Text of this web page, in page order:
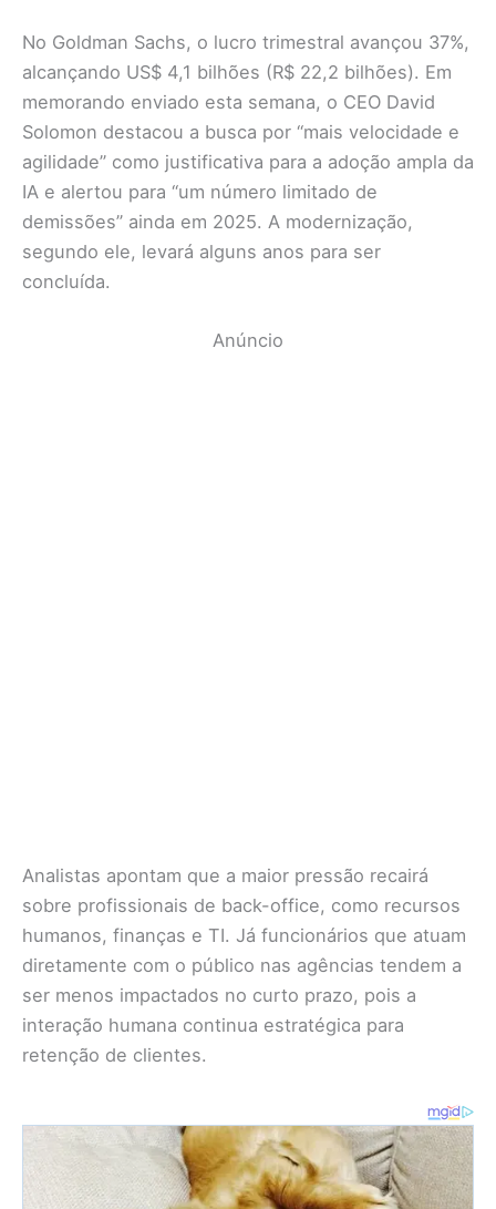
No Goldman Sachs, o lucro trimestral avançou 37%,
alcançando US$ 4,1 bilhões (R$ 22,2 bilhões). Em
memorando enviado esta semana, o CEO David
Solomon destacou a busca por “mais velocidade e
agilidade” como justificativa para a adoção ampla da
IA e alertou para “um número limitado de
demissões” ainda em 2025. A modernização,
segundo ele, levará alguns anos para ser
concluída.
Anúncio
Analistas apontam que a maior pressão recairá
sobre profissionais de back-office, como recursos
humanos, finanças e TI. Já funcionários que atuam
diretamente com o público nas agências tendem a
ser menos impactados no curto prazo, pois a
interação humana continua estratégica para
retenção de clientes.